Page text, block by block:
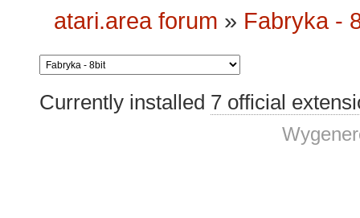
atari.area forum » Fabryka -
Currently installed 7 official